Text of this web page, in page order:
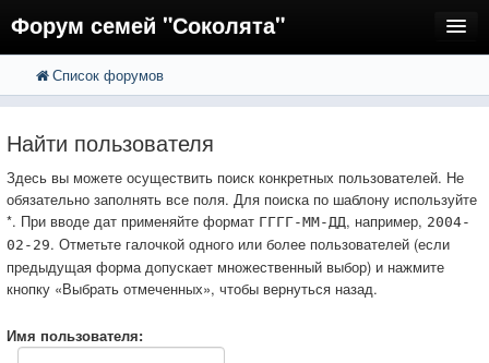
Форум семей "Соколята"
FAQ
Вход
Список форумов
Найти пользователя
Здесь вы можете осуществить поиск конкретных пользователей. Не
обязательно заполнять все поля. Для поиска по шаблону используйте
*. При вводе дат применяйте формат ГГГГ-ММ-ДД, например, 2004-
02-29. Отметьте галочкой одного или более пользователей (если
предыдущая форма допускает множественный выбор) и нажмите
кнопку «Выбрать отмеченных», чтобы вернуться назад.
Имя пользователя: